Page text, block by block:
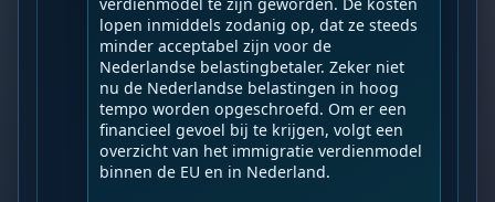
verdienmodel te zijn geworden. De kosten
lopen inmiddels zodanig op, dat ze steeds
minder acceptabel zijn voor de
Nederlandse belastingbetaler. Zeker niet
nu de Nederlandse belastingen in hoog
tempo worden opgeschroefd. Om er een
financieel gevoel bij te krijgen, volgt een
overzicht van het immigratie verdienmodel
binnen de EU en in Nederland.